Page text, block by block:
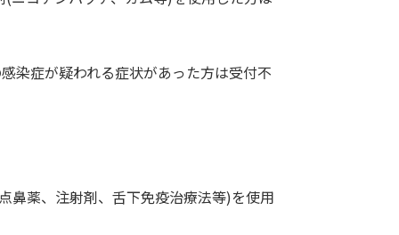
染症が疑われる症状があった方は受付不
鼻薬、注射剤、舌下免疫治療法等)を使用